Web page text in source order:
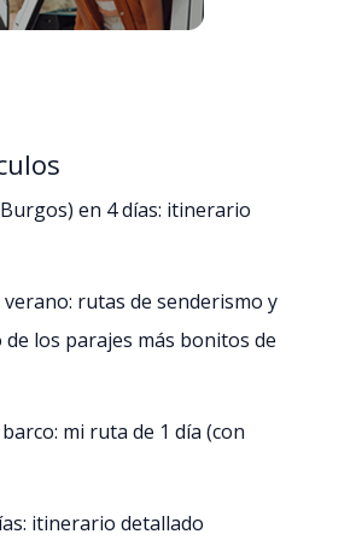
en 4 días: itinerario
rutas de senderismo y
los parajes más bonitos de
mi ruta de 1 día (con
itinerario detallado